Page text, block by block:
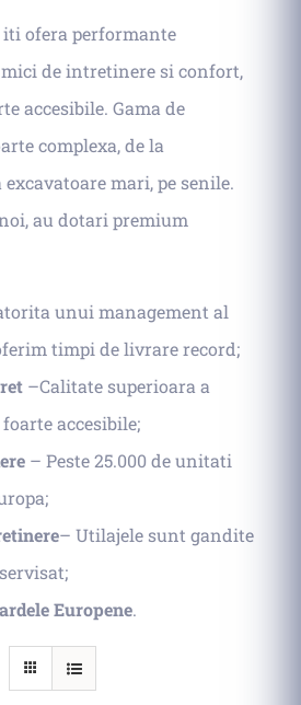
ofera performante
de intretinere si confort,
accesibile. Gama de
complexa, de la
mari, pe senile.
au dotari premium
unui management al
timpi de livrare record;
–Calitate superioara a
accesibile;
– Peste 25.000 de unitati
– Utilajele sunt gandite
Europene.